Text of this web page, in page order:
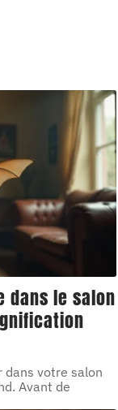
dans le salon
dans votre salon
Avant de